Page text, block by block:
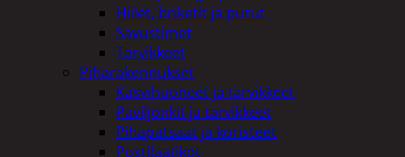
Hiilet, briketit ja purut
Savustimet
Tarvikkeet
Piharakennukset
Kasvihuoneet ja tarvikkeet
Paviljonkit ja tarvikkeet
Pihapatsaat ja koristeet
Postilaatikot